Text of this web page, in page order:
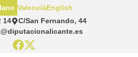
14
C/San Fernando, 44
ValenciàEnglish